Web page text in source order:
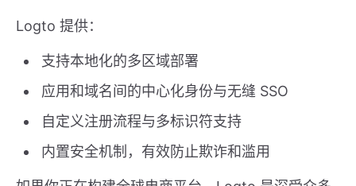
Logto 提供：
支持本地化的多区域部署
应用和域名间的中心化身份与无缝 SSO
自定义注册流程与多标识符支持
内置安全机制，有效防止欺诈和滥用